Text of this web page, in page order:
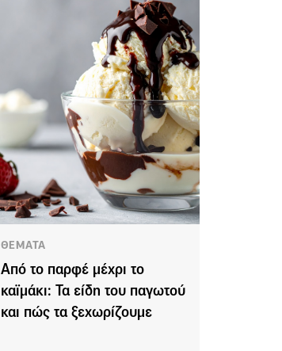
ΘΕΜΑΤΑ
Από το παρφέ μέχρι το
καϊμάκι: Τα είδη του παγωτού
και πώς τα ξεχωρίζουμε